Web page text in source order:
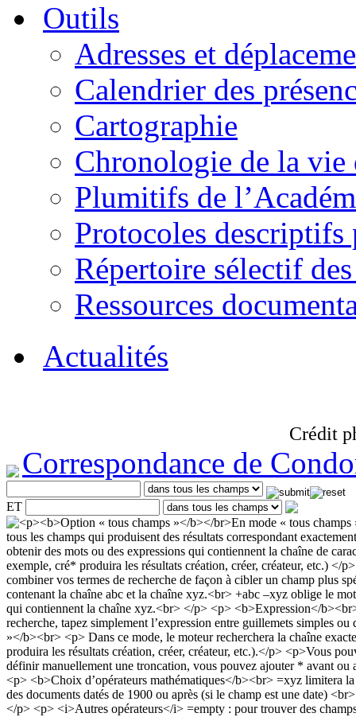
Outils
Adresses et
Calendrier des
Cartographie
Chronologie de la vie
Plumitifs de
Protocoles descriptifs
Répertoire sélectif
Ressources
Actualités
Crédit
Correspondance de
ET